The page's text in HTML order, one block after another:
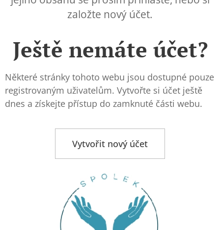
založte nový účet.
Ještě nemáte účet?
Některé stránky tohoto webu jsou dostupné pouze
registrovaným uživatelům. Vytvořte si účet ještě
dnes a získejte přístup do zamknuté části webu.
Vytvořit nový účet